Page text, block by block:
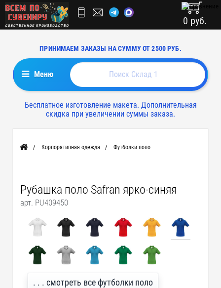
ПРИНИМАЕМ ЗАКАЗЫ НА СУММУ ОТ 2500 РУБ.
0 руб.
Меню
Бесплатное изготовление макета. Дополнительная
скидка при увеличении суммы заказа.
Главная Корпоративная одежда Футболки поло
Рубашка поло Safran ярко-синяя
арт. PU409450
. . . смотреть все футболки поло